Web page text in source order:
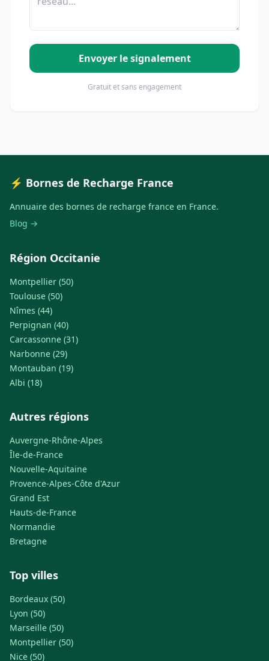
Envoyer le signalement
Gratuit et sans engagement
⚡ Bornes de Recharge France
Annuaire des bornes de recharge france en France.
Blog →
Région Occitanie
Montpellier (50)
Toulouse (50)
Nîmes (44)
Perpignan (40)
Carcassonne (31)
Narbonne (29)
Montauban (19)
Albi (18)
Autres régions
Auvergne-Rhône-Alpes
Île-de-France
Nouvelle-Aquitaine
Provence-Alpes-Côte d'Azur
Grand Est
Hauts-de-France
Normandie
Bretagne
Top villes
Bordeaux (50)
Lyon (50)
Marseille (50)
Montpellier (50)
Nice (50)